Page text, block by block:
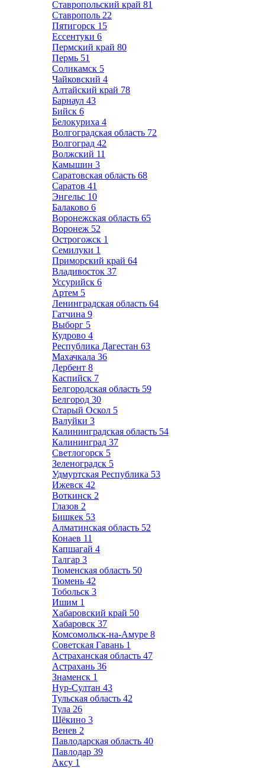
Ставропольский край 81
Ставрополь 22
Пятигорск 15
Ессентуки 6
Пермский край 80
Пермь 51
Соликамск 5
Чайковский 4
Алтайский край 78
Барнаул 43
Бийск 6
Белокуриха 4
Волгоградская область 72
Волгоград 42
Волжский 11
Камышин 3
Саратовская область 68
Саратов 41
Энгельс 10
Балаково 6
Воронежская область 65
Воронеж 52
Острогожск 1
Семилуки 1
Приморский край 64
Владивосток 37
Уссурийск 6
Артем 5
Ленинградская область 64
Гатчина 9
Выборг 5
Кудрово 4
Республика Дагестан 63
Махачкала 36
Дербент 8
Каспийск 7
Белгородская область 59
Белгород 30
Старый Оскол 5
Валуйки 3
Калининградская область 54
Калининград 37
Светлогорск 5
Зеленоградск 5
Удмуртская Республика 53
Ижевск 42
Воткинск 2
Глазов 2
Бишкек 53
Алматинская область 52
Конаев 11
Капшагай 4
Талгар 3
Тюменская область 50
Тюмень 42
Тобольск 3
Ишим 1
Хабаровский край 50
Хабаровск 37
Комсомольск-на-Амуре 8
Советская Гавань 1
Астраханская область 47
Астрахань 36
Знаменск 1
Нур-Султан 43
Тульская область 42
Тула 26
Щёкино 3
Венев 2
Павлодарская область 40
Павлодар 39
Аксу 1